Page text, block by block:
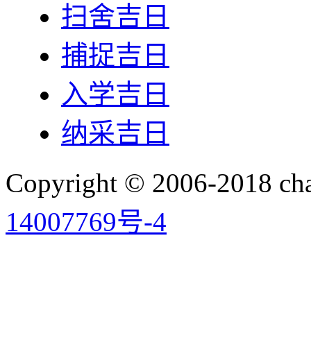
扫舍吉日
捕捉吉日
入学吉日
纳采吉日
Copyright © 2006-2018
14007769号-4